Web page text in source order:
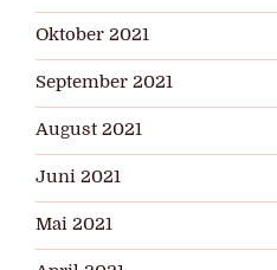
Oktober 2021
September 2021
August 2021
Juni 2021
Mai 2021